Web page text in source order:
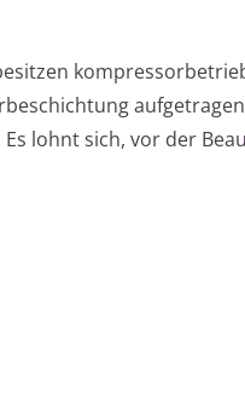
lohnt sich, vor der